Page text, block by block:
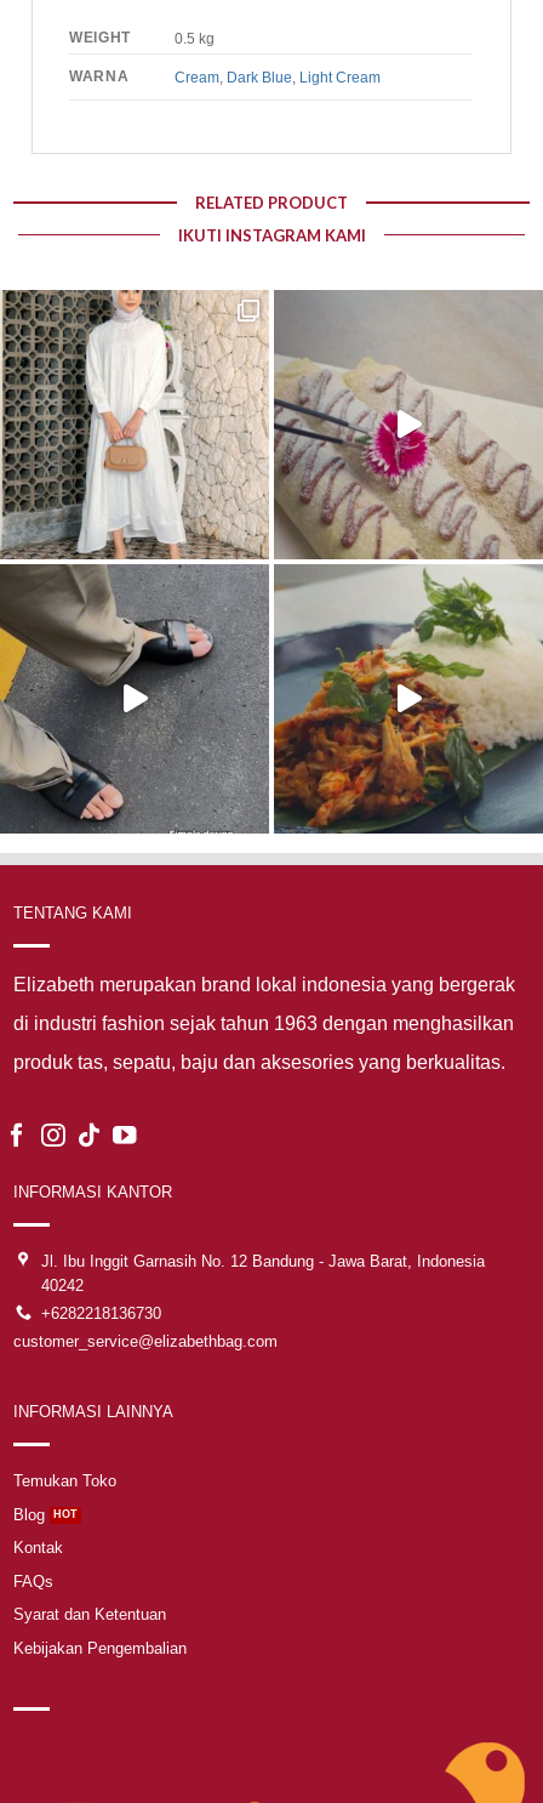
WEIGHT 0.5 kg
WARNA Cream Dark Blue Light Cream
RELATED PRODUCT
IKUTI INSTAGRAM KAMI
TENTANG KAMI
Elizabeth merupakan brand lokal indonesia yang bergerak
di industri fashion sejak tahun 1963 dengan menghasilkan
produk tas, sepatu, baju dan aksesories yang berkualitas.
INFORMASI KANTOR
Jl. Ibu Inggit Garnasih No. 12 Bandung - Jawa Barat, Indonesia
40242
+6282218136730
customer_service@elizabethbag.com
INFORMASI LAINNYA
Temukan Toko
Blog
Kontak
FAQs
Syarat dan Ketentuan
Kebijakan Pengembalian